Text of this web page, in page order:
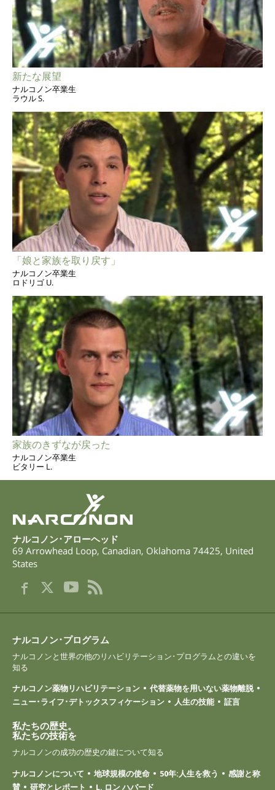
新たな展望
ナルコノン卒業生
ラウル S.
「娘と家族を取り戻す」
ナルコノン卒業生
ロドリゴ U.
家族のきずなが戻った
ナルコノン卒業生
ビタリー L.
ナルコノン･アローヘッド
69 Arrowhead Loop, Canadian, Oklahoma 74425, United
States
ナルコノン･プログラム
ナルコノンと世界の他のリハビリテーション･プログラムとの違いを
知る
ナルコノン薬物リハビリテーション
代替薬物を用いない薬物離脱
ニュー･ライフ･デトックスフィケーション
人生の技能 証言
私たちの歴史。
私たちの技術を
ナルコノンの成功の歴史の鍵について知る
ナルコノンについて
地球規模の使命 50年:人生を救う
感謝と称
賛
研究とレポート L. ロン ハバード